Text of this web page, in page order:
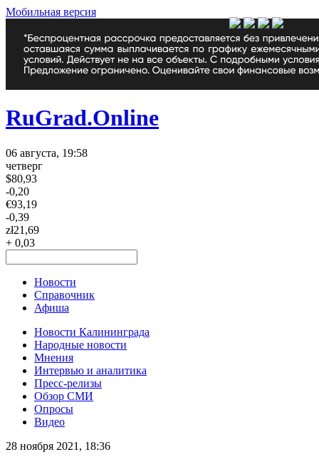
Мобильная версия
RuGrad.Online
06 августа, 19:58
четверг
$80,93
-0,20
€93,19
-0,39
zł21,69
+ 0,03
Новости
Справочник
Афиша
Новости Калининграда
Народные новости
Мнения
Интервью и аналитика
Пресс-релизы
Обзор СМИ
Опросы
Видео
28 ноября 2021, 18:36